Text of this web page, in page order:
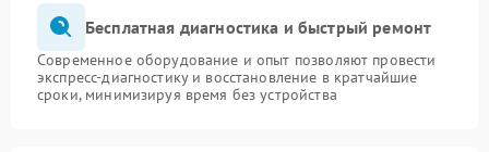
Бесплатная диагностика и быстрый ремонт
Современное оборудование и опыт позволяют провести
экспресс-диагностику и восстановление в кратчайшие
сроки, минимизируя время без устройства